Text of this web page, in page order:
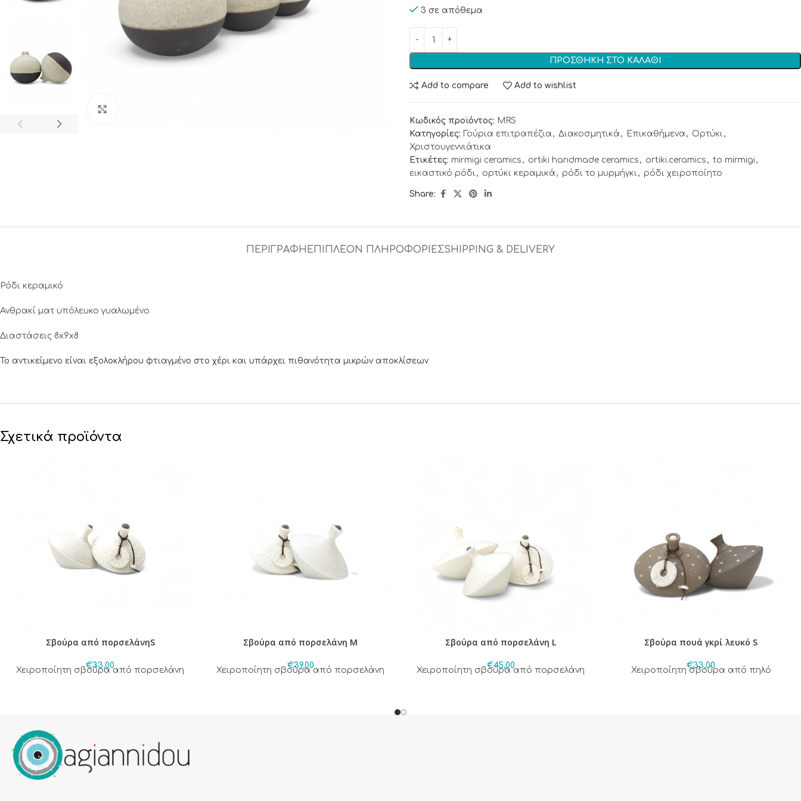
3 σε απόθεμα
ΠΡΟΣΘΉΚΗ ΣΤΟ ΚΑΛΆΘΙ
Add to compare Add to wishlist
Κωδικός προϊόντος: MRS
Κατηγορίες:
Γούρια επιτραπέζια , Διακοσμητικά , Επικαθήμενα , Ορτύκι,
Χριστουγεννιάτικα
Ετικέτες: mirmigi ceramics , ortiki handmade ceramics , ortiki.ceramics , to mirmigi ,
εικαστικό ρόδι, ορτύκι κεραμικά , ρόδι το μυρμήγκι, ρόδι χειροποίητο
Share:
ΠΕΡΙΓΡΑΦΉ ΕΠΙΠΛΈΟΝ ΠΛΗΡΟΦΟΡΊΕΣSHIPPING & DELIVERY
Ρόδι κεραμικό
Ανθρακί ματ υπόλευκο γυαλωμένο
Διαστάσεις 8x9x8
Το αντικείμενο είναι εξολοκλήρου φτιαγμένο στο χέρι και υπάρχει πιθανότητα μικρών αποκλίσεων
Σχετικά προϊόντα
Σβούρα από πορσελάνηS
€33,00
Χειροποίητη σβούρα από πορσελάνη
Σβούρα από πορσελάνη M
€39,00
Χειροποίητη σβούρα από πορσελάνη
Σβούρα από πορσελάνη L
€45,00
Χειροποίητη σβούρα από πορσελάνη
Σβούρα πουά γκρί λευκό S
€33,00
Χειροποίητη σβούρα από πηλό